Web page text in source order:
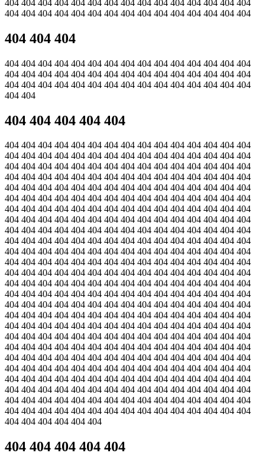
404 404 404 404 404 404 404 404 404 404 404 404 404 404 404
404 404 404 404 404 404 404 404 404 404 404 404 404 404 404
404 404 404
404 404 404 404 404 404 404 404 404 404 404 404 404 404 404
404 404 404 404 404 404 404 404 404 404 404 404 404 404 404
404 404 404 404 404 404 404 404 404 404 404 404 404 404 404
404 404
404 404 404 404 404
404 404 404 404 404 404 404 404 404 404 404 404 404 404 404
404 404 404 404 404 404 404 404 404 404 404 404 404 404 404
404 404 404 404 404 404 404 404 404 404 404 404 404 404 404
404 404 404 404 404 404 404 404 404 404 404 404 404 404 404
404 404 404 404 404 404 404 404 404 404 404 404 404 404 404
404 404 404 404 404 404 404 404 404 404 404 404 404 404 404
404 404 404 404 404 404 404 404 404 404 404 404 404 404 404
404 404 404 404 404 404 404 404 404 404 404 404 404 404 404
404 404 404 404 404 404 404 404 404 404 404 404 404 404 404
404 404 404 404 404 404 404 404 404 404 404 404 404 404 404
404 404 404 404 404 404 404 404 404 404 404 404 404 404 404
404 404 404 404 404 404 404 404 404 404 404 404 404 404 404
404 404 404 404 404 404 404 404 404 404 404 404 404 404 404
404 404 404 404 404 404 404 404 404 404 404 404 404 404 404
404 404 404 404 404 404 404 404 404 404 404 404 404 404 404
404 404 404 404 404 404 404 404 404 404 404 404 404 404 404
404 404 404 404 404 404 404 404 404 404 404 404 404 404 404
404 404 404 404 404 404 404 404 404 404 404 404 404 404 404
404 404 404 404 404 404 404 404 404 404 404 404 404 404 404
404 404 404 404 404 404 404 404 404 404 404 404 404 404 404
404 404 404 404 404 404 404 404 404 404 404 404 404 404 404
404 404 404 404 404 404 404 404 404 404 404 404 404 404 404
404 404 404 404 404 404 404 404 404 404 404 404 404 404 404
404 404 404 404 404 404 404 404 404 404 404 404 404 404 404
404 404 404 404 404 404 404 404 404 404 404 404 404 404 404
404 404 404 404 404 404 404 404 404 404 404 404 404 404 404
404 404 404 404 404 404
404 404 404 404 404